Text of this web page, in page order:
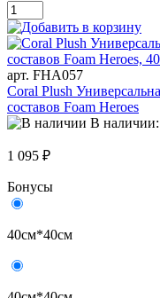
арт. FHA057
Coral Plush
составов Foam Heroes
В
1 095 ₽
Бонусы
40см*40см